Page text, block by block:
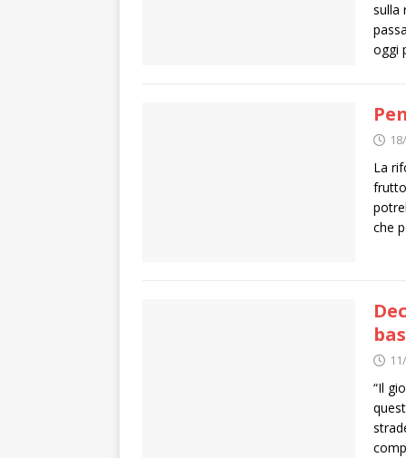
sulla
oggi
La
che
“Il